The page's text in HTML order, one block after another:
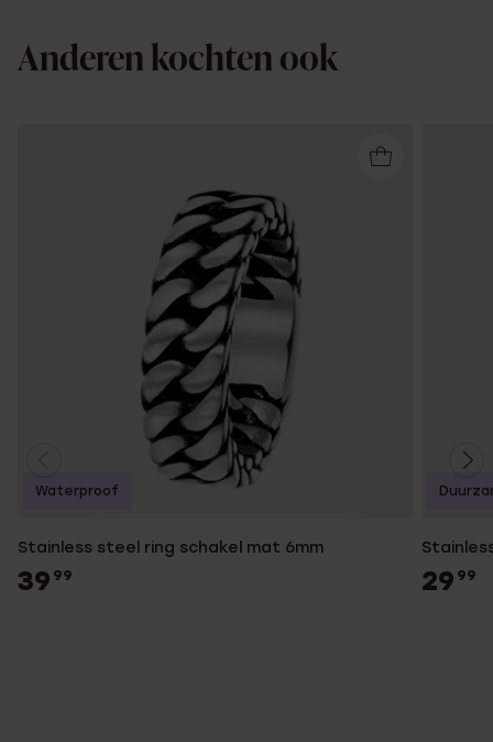
Anderen kochten ook
Stainless steel ring schakel mat 6mm
39 99
Waterproof
29 99